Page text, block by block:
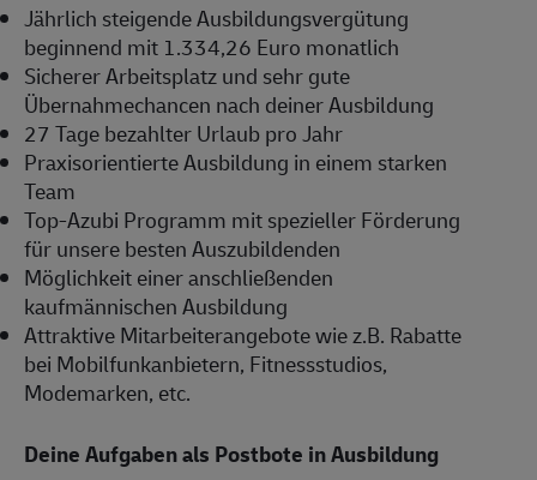
Jährlich steigende Ausbildungsvergütung
beginnend mit 1.334,26 Euro monatlich
Sicherer Arbeitsplatz und sehr gute
Übernahmechancen nach deiner Ausbildung
27 Tage bezahlter Urlaub pro Jahr
Praxisorientierte Ausbildung in einem starken
Team
Top-Azubi Programm mit spezieller Förderung
für unsere besten Auszubildenden
Möglichkeit einer anschließenden
kaufmännischen Ausbildung
Attraktive Mitarbeiterangebote wie z.B. Rabatte
bei Mobilfunkanbietern, Fitnessstudios,
Modemarken, etc.
Deine Aufgaben als Postbote in Ausbildung